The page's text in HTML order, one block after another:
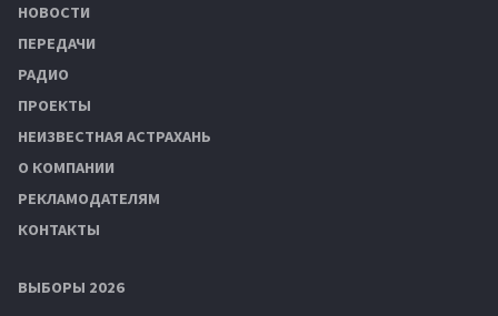
НОВОСТИ
ПЕРЕДАЧИ
РАДИО
ПРОЕКТЫ
НЕИЗВЕСТНАЯ АСТРАХАНЬ
О КОМПАНИИ
РЕКЛАМОДАТЕЛЯМ
КОНТАКТЫ
ВЫБОРЫ 2026